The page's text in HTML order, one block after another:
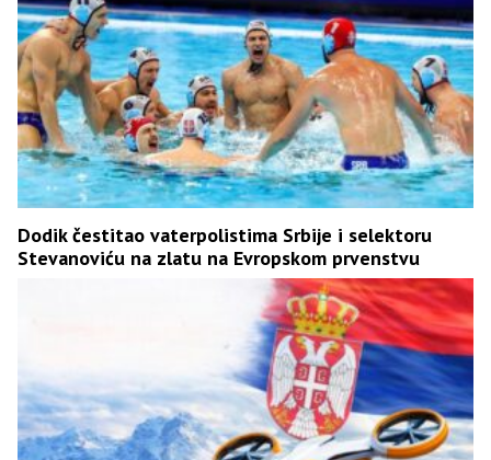
Dodik čestitao vaterpolistima Srbije i selektoru
Stevanoviću na zlatu na Evropskom prvenstvu